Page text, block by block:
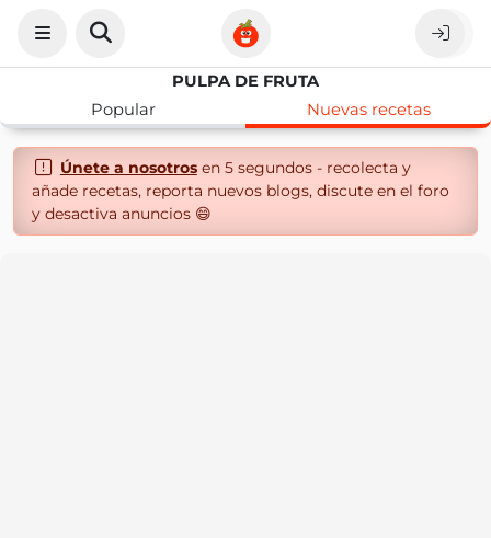
PULPA DE FRUTA
Popular
Nuevas recetas
Únete a nosotrosen 5 segundos - recolecta y
añade recetas, reporta nuevos blogs, discute en el foro
y desactiva anuncios 😄